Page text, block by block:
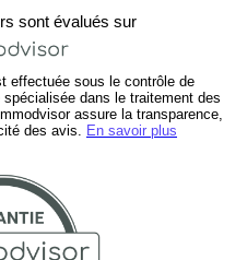
sont évalués sur
effectuée sous le contrôle de
dans le traitement des
assure la transparence,
des avis. En savoir plus